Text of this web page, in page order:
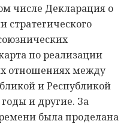
числе Декларация о
по реализации
отношениях между
и Республикой
и другие. За
была проделана